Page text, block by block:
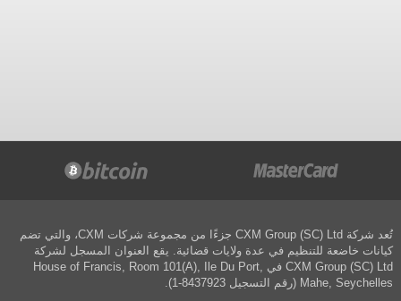
تُعد شركة CXM Group (SC) Ltd جزءًا من مجموعة شركات CXM، والتي تضم
كيانات خاضعة للتنظيم في عدة ولايات قضائية. يقع العنوان المسجل لشركة
CXM Group (SC) Ltd في House of Francis, Room 101(A), Ile Du Port,
Mahe, Seychelles (رقم التسجيل 8437923-1).